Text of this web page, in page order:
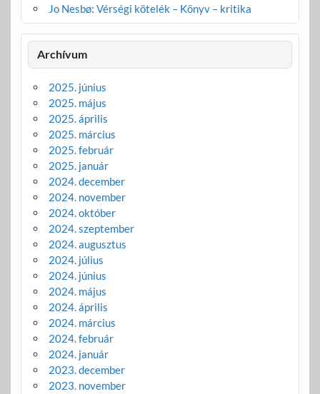
Jo Nesbø: Vérségi kötelék – Könyv – kritika
Archívum
2025. június
2025. május
2025. április
2025. március
2025. február
2025. január
2024. december
2024. november
2024. október
2024. szeptember
2024. augusztus
2024. július
2024. június
2024. május
2024. április
2024. március
2024. február
2024. január
2023. december
2023. november